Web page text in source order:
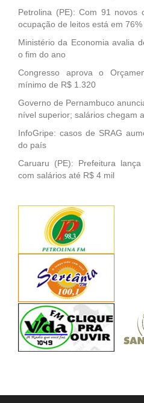
Petrolina (PE): Com 91 novos
ocupação de leitos está em 76%
Ministério da Economia avalia
o fim do ano
Congresso aprova o
mínimo de R$ 1.320
Governo de Pernambuco
nível superior; salários chegam
InfoGripe: casos de SRAG
do país
Caruaru (PE): Prefeitura
com salários até R$ 4 mil